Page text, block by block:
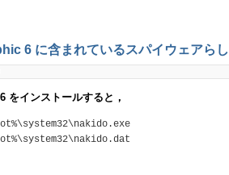
6 に含まれているスパイウェアら
をインストールすると，